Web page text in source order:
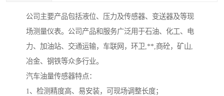
公司主要产品包括液位、压力及传感器、变送器及等现
场测量仪表。公司产品和服务广泛用于石油、化工、电
力、加油站、交通运输，车联网，环卫,**,商砼，矿山,
冶金、钢铁等众多行业。
汽车油量传感器特点：
1、检测精度高、易安装，可现场调整长度；